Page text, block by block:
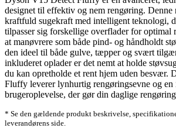
designet til effektiv og nem rengøring. Denne
kraftfuld sugekraft med intelligent teknologi,
tilpasser sig forskellige overflader for optimal
at manøvrere som både pind- og håndholdt
den ideel til både gulve, tæpper og svært
inkluderet oplader er det nemt at holde
du kan opretholde et rent hjem uden besvær.
Fluffy leverer lynhurtig rengøringsevne og
brugeroplevelse, der gør din daglige
* Se den gældende produkt beskrivelse,
leverandørens side.